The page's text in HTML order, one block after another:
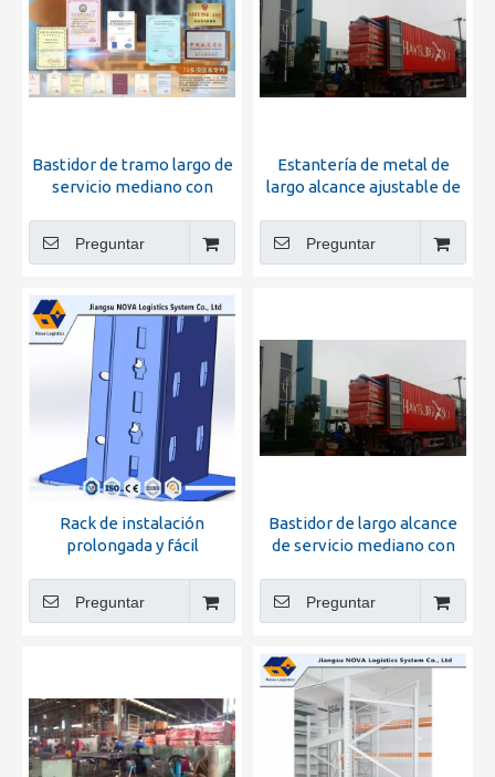
Bastidor de tramo largo de
servicio mediano con
Preguntar
Estantería de metal de
largo alcance ajustable de
Preguntar
Rack de instalación
prolongada y fácil
Preguntar
Bastidor de largo alcance
de servicio mediano con
Preguntar